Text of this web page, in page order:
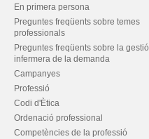
En primera persona
Preguntes freqüents sobre temes
professionals
Preguntes freqüents sobre la gestió
infermera de la demanda
Campanyes
Professió
Codi d'Ètica
Ordenació professional
Competències de la professió